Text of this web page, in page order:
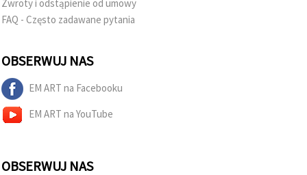
Zwroty i odstąpienie od umowy
FAQ - Często zadawane pytania
OBSERWUJ NAS
EM ART na Facebooku
EM ART na YouTube
OBSERWUJ NAS